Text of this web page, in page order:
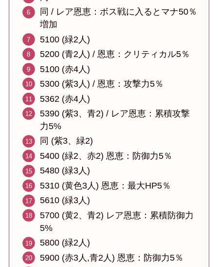
同 / レア恩恵：ボス戦に入るとマナ50％
増加
5100 (緑2人)
5200 (青2人) / 恩恵：クリティカル5％
5100 (赤4人)
5300 (紫3人) / 恩恵：攻撃力5％
5362 (赤4人)
5390 (紫3、青2) / レア恩恵：累積攻撃
力5%
同 (紫3、緑2)
5400 (緑2、赤2) 恩恵：防御力5％
5480 (緑3人)
5310 (黄色3人) 恩恵：最大HP5％
5610 (緑3人)
5700 (黄2、青2) レア恩恵：累積防御力
5%
5800 (緑2人)
5900 (赤3人,青2人) 恩恵：防御力5％